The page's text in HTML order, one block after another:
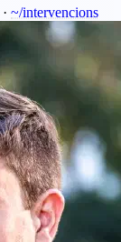
· ~/intervencions